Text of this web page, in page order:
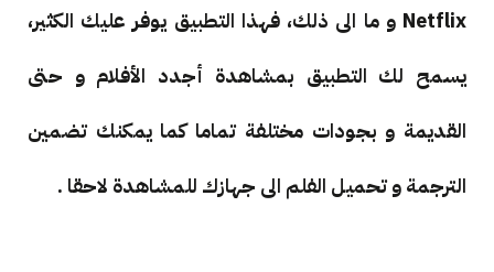
Netflix و ما الى ذلك، فهذا التطبيق يوفر عليك الكثير،
يسمح لك التطبيق بمشاهدة أجدد الأفلام و حتى
القديمة و بجودات مختلفة تماما كما يمكنك تضمين
الترجمة و تحميل الفلم الى جهازك للمشاهدة لاحقا .